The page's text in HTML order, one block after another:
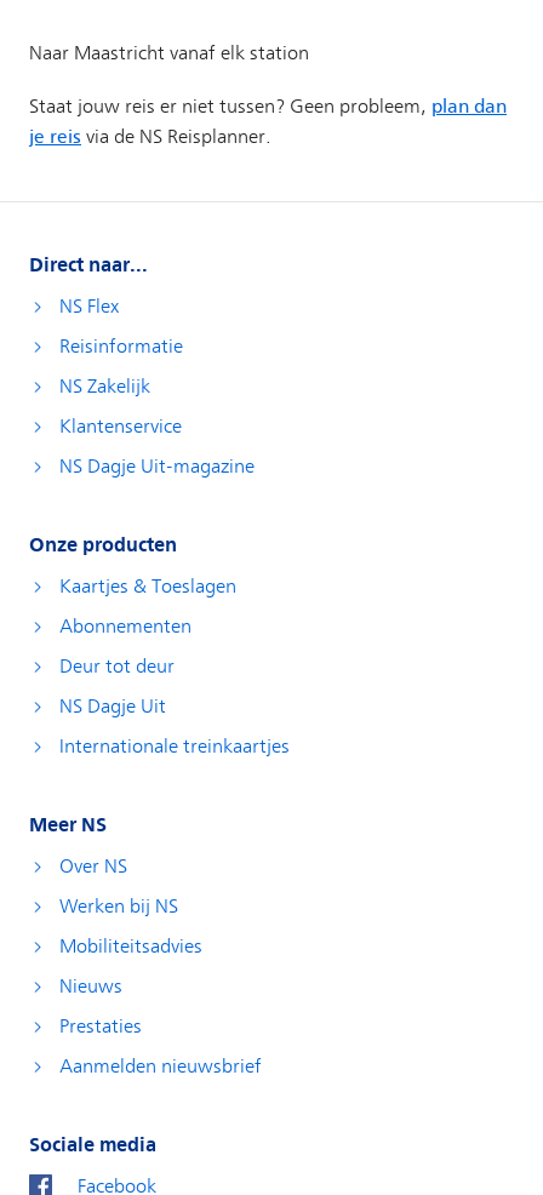
Direct naar...
NS Flex
Reisinformatie
NS Zakelijk
Klantenservice
NS Dagje Uit-magazine
Onze producten
Kaartjes & Toeslagen
Abonnementen
Deur tot deur
NS Dagje Uit
Internationale treinkaartjes
Meer NS
Over NS
Werken bij NS
Mobiliteitsadvies
Nieuws
Prestaties
Aanmelden nieuwsbrief
Sociale media
Facebook